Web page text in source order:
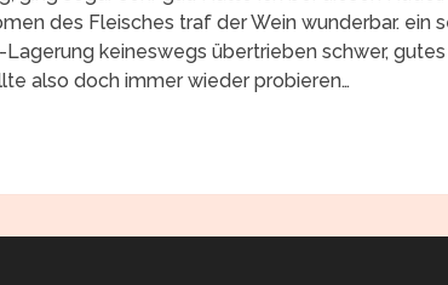
des Fleisches traf der Wein wunderbar. ein
Lagerung keineswegs übertrieben schwer,
also doch immer wieder probieren…